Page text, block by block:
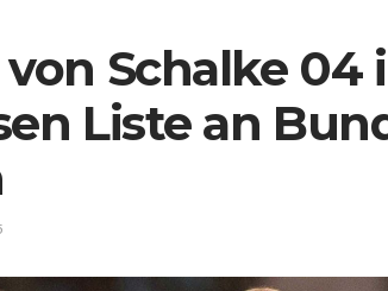
Schalke 04
Liste an